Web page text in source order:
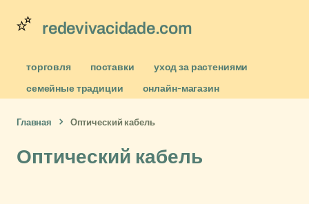
redevivacidade.com
торговля поставки
уход за растениями
семейные традиции
онлайн-магазин
Главная Оптический кабель
Оптический кабель